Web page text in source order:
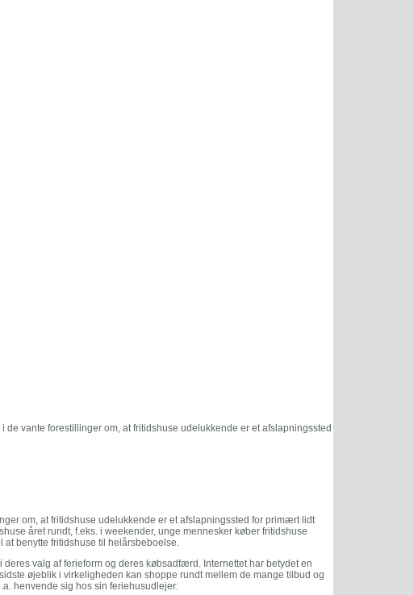
vante forestillinger om, at fritidshuse udelukkende er et afslapningssted
om, at fritidshuse udelukkende er et afslapningssted for primært lidt
året rundt, f.eks. i weekender, unge mennesker køber fritidshuse
benytte fritidshuse til helårsbeboelse.
valg af ferieform og deres købsadfærd. Internettet har betydet en
øjeblik i virkeligheden kan shoppe rundt mellem de mange tilbud og
henvende sig hos sin feriehusudlejer: